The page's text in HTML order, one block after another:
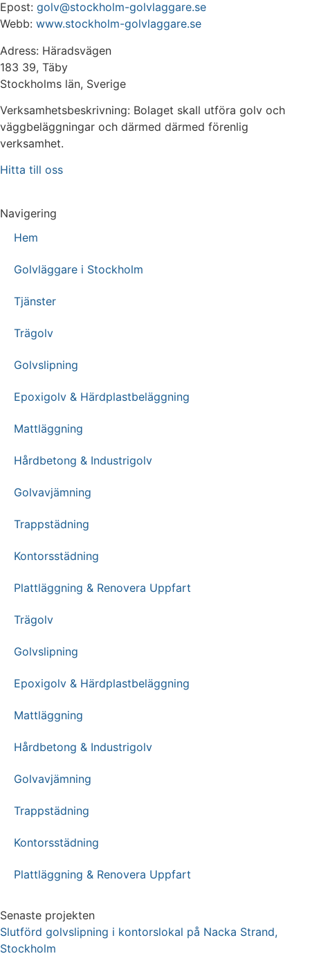
Epost: golv@stockholm-golvlaggare.se
Webb: www.stockholm-golvlaggare.se
Adress: Häradsvägen
183 39, Täby
Stockholms län, Sverige
Verksamhetsbeskrivning: Bolaget skall utföra golv och
väggbeläggningar och därmed därmed förenlig
verksamhet.
Hitta till oss
Navigering
Hem
Golvläggare i Stockholm
Tjänster
Trägolv
Golvslipning
Epoxigolv & Härdplastbeläggning
Mattläggning
Hårdbetong & Industrigolv
Golvavjämning
Trappstädning
Kontorsstädning
Plattläggning & Renovera Uppfart
Trägolv
Golvslipning
Epoxigolv & Härdplastbeläggning
Mattläggning
Hårdbetong & Industrigolv
Golvavjämning
Trappstädning
Kontorsstädning
Plattläggning & Renovera Uppfart
Senaste projekten
Slutförd golvslipning i kontorslokal på Nacka Strand,
Stockholm